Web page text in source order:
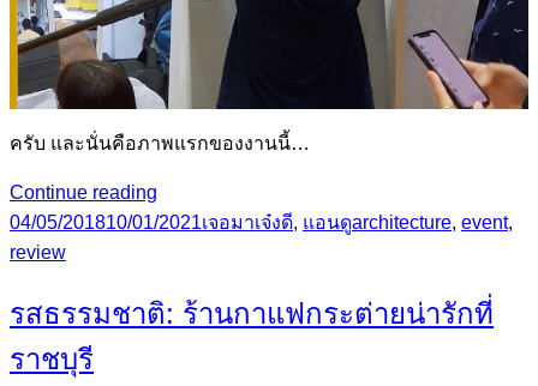
ครับ และนั่นคือภาพแรกของงานนี้…
Continue reading
งาน
Posted
on
04/05/201810/01/2021Categories
เจอมาเจ๋งดี, แอนดูTags
architecture, event,
review
รสธรรมชาติ: ร้านกาแฟกระต่ายน่ารักที่
ราชบุรี